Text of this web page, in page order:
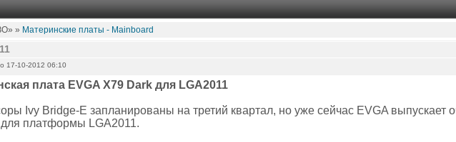
» Материнские платы - Mainboard
17-10-2012 06:10
плата EVGA Х79 Dark для LGA2011
Ivy Bridge-E запланированы на третий квартал, но уже сейчас EVGA выпускает
для платформы LGA2011.